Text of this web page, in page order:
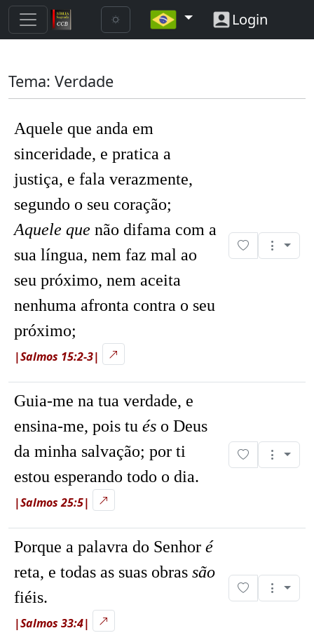
Login
Tema: Verdade
Aquele que anda em
sinceridade, e pratica a
justiça, e fala verazmente,
segundo o seu coração;
Aquele que não difama com a
sua língua, nem faz mal ao
seu próximo, nem aceita
nenhuma afronta contra o seu
próximo;
|Salmos 15:2-3|
Guia-me na tua verdade, e
ensina-me, pois tu és o Deus
da minha salvação; por ti
estou esperando todo o dia.
|Salmos 25:5|
Porque a palavra do Senhor é
reta, e todas as suas obras são
fiéis.
|Salmos 33:4|